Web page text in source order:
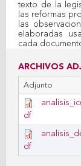
texto de la
las reformas
las
elaboradas
cada
ARCHIVOS
Adjunto
df
df